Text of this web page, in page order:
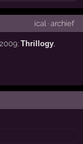
ical · archief
Thrillogy,